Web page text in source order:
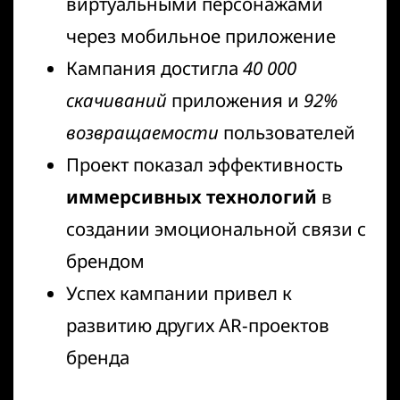
через мобильное приложение
Кампания достигла 40 000
скачиваний приложения и 92%
возвращаемости пользователей
Проект показал эффективность
иммерсивных технологий в
создании эмоциональной связи с
брендом
Успех кампании привел к
развитию других AR-проектов
бренда